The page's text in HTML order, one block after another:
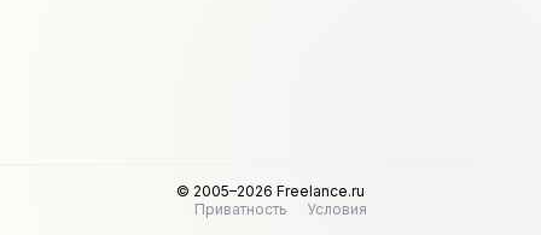
© 2005–2026 Freelance.ru
Приватность
Условия